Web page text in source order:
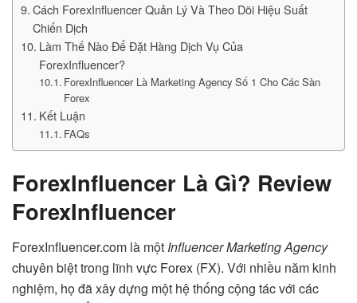
Cách ForexInfluencer Quản Lý Và Theo Dõi Hiệu Suất
Chiến Dịch
Làm Thế Nào Để Đặt Hàng Dịch Vụ Của
ForexInfluencer?
ForexInfluencer Là Marketing Agency Số 1 Cho Các Sàn
Forex
Kết Luận
FAQs
ForexInfluencer Là Gì? Review
ForexInfluencer
ForexInfluencer.com là một Influencer Marketing Agency
chuyên biệt trong lĩnh vực Forex (FX). Với nhiều năm kinh
nghiệm, họ đã xây dựng một hệ thống cộng tác với các